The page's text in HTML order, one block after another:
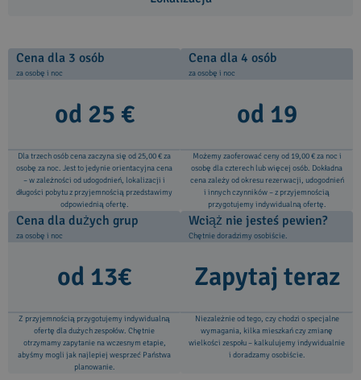
Cena dla 3 osób
za osobę i noc
od 25 €
Dla trzech osób cena zaczyna się od 25,00 € za
osobę za noc. Jest to jedynie orientacyjna cena
– w zależności od udogodnień, lokalizacji i
długości pobytu z przyjemnością przedstawimy
odpowiednią ofertę.
Cena dla 4 osób
za osobę i noc
od 19
Możemy zaoferować ceny od 19,00 € za noc i
osobę dla czterech lub więcej osób. Dokładna
cena zależy od okresu rezerwacji, udogodnień
i innych czynników – z przyjemnością
przygotujemy indywidualną ofertę.
Cena dla dużych grup
za osobę i noc
od 13€
Z przyjemnością przygotujemy indywidualną
ofertę dla dużych zespołów. Chętnie
otrzymamy zapytanie na wczesnym etapie,
abyśmy mogli jak najlepiej wesprzeć Państwa
planowanie.
Wciąż nie jesteś pewien?
Chętnie doradzimy osobiście.
Zapytaj teraz
Niezależnie od tego, czy chodzi o specjalne
wymagania, kilka mieszkań czy zmianę
wielkości zespołu – kalkulujemy indywidualnie
i doradzamy osobiście.